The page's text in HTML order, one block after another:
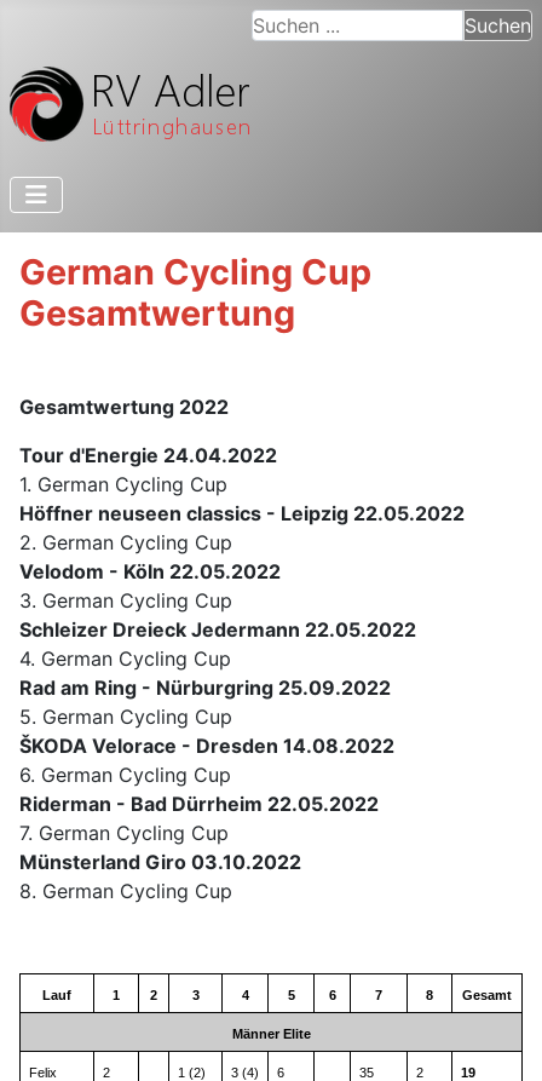
Suchen ... Suchen
German Cycling Cup
Gesamtwertung
Gesamtwertung 2022
Tour d'Energie 24.04.2022
1. German Cycling Cup
Höffner neuseen classics - Leipzig 22.05.2022
2. German Cycling Cup
Velodom - Köln 22.05.2022
3. German Cycling Cup
Schleizer Dreieck Jedermann 22.05.2022
4. German Cycling Cup
Rad am Ring - Nürburgring 25.09.2022
5. German Cycling Cup
ŠKODA Velorace - Dresden 14.08.2022
6. German Cycling Cup
Riderman - Bad Dürrheim 22.05.2022
7. German Cycling Cup
Münsterland Giro 03.10.2022
8. German Cycling Cup
Lauf 1 2 3 4 5 6 7 8 Gesamt
Männer Elite
Felix
2
1 (2) 3 (4)
6
35
2
19